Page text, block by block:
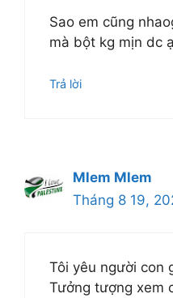
Sao em cũng
mà bột kg mịn dc
Trả lời
Mlem Mlem
Tháng 8 19,
Tôi yêu người con
Tưởng tượng xem